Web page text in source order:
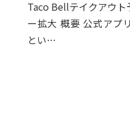
Taco Bellテイクアウト
ー拡大 概要 公式アプ
とい…